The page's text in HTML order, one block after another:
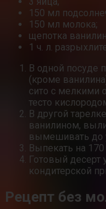
150 мл
150 мл молока;
щепотка
1 ч. л.
В одной посуде
(кроме
сито с мелкими
тесто
В другой
ванилином,
вымешивать до
Выпекать на
Готовый десерт
кондитерской
Рецепт без